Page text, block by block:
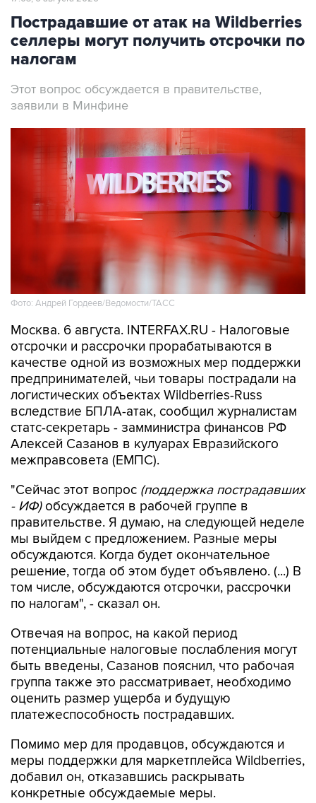
Пострадавшие от атак на Wildberries
селлеры могут получить отсрочки по
налогам
Этот вопрос обсуждается в правительстве,
заявили в Минфине
Фото: Андрей Гордеев/Ведомости/ТАСС
Москва. 6 августа. INTERFAX.RU - Налоговые
отсрочки и рассрочки прорабатываются в
качестве одной из возможных мер поддержки
предпринимателей, чьи товары пострадали на
логистических объектах Wildberries-Russ
вследствие БПЛА-атак, сообщил журналистам
статс-секретарь - замминистра финансов РФ
Алексей Сазанов в кулуарах Евразийского
межправсовета (ЕМПС).
"Сейчас этот вопрос (поддержка пострадавших
- ИФ)обсуждается в рабочей группе в
правительстве. Я думаю, на следующей неделе
мы выйдем с предложением. Разные меры
обсуждаются. Когда будет окончательное
решение, тогда об этом будет объявлено. (...) В
том числе, обсуждаются отсрочки, рассрочки
по налогам", - сказал он.
Отвечая на вопрос, на какой период
потенциальные налоговые послабления могут
быть введены, Сазанов пояснил, что рабочая
группа также это рассматривает, необходимо
оценить размер ущерба и будущую
платежеспособность пострадавших.
Помимо мер для продавцов, обсуждаются и
меры поддержки для маркетплейса Wildberries,
добавил он, отказавшись раскрывать
конкретные обсуждаемые меры.